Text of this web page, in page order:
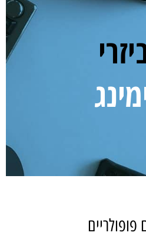
פופולריים